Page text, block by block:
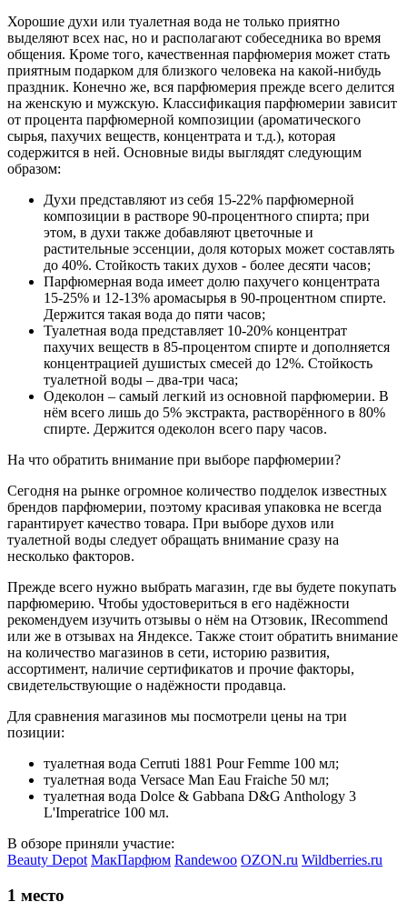
Хорошие духи или туалетная вода не только приятно
выделяют всех нас, но и располагают собеседника во время
общения. Кроме того, качественная парфюмерия может стать
приятным подарком для близкого человека на какой-нибудь
праздник. Конечно же, вся парфюмерия прежде всего делится
на женскую и мужскую. Классификация парфюмерии зависит
от процента парфюмерной композиции (ароматического
сырья, пахучих веществ, концентрата и т.д.), которая
содержится в ней. Основные виды выглядят следующим
образом:
Духи представляют из себя 15-22% парфюмерной
композиции в растворе 90-процентного спирта; при
этом, в духи также добавляют цветочные и
растительные эссенции, доля которых может составлять
до 40%. Стойкость таких духов - более десяти часов;
Парфюмерная вода имеет долю пахучего концентрата
15-25% и 12-13% аромасырья в 90-процентном спирте.
Держится такая вода до пяти часов;
Туалетная вода представляет 10-20% концентрат
пахучих веществ в 85-процентом спирте и дополняется
концентрацией душистых смесей до 12%. Стойкость
туалетной воды – два-три часа;
Одеколон – самый легкий из основной парфюмерии. В
нём всего лишь до 5% экстракта, растворённого в 80%
спирте. Держится одеколон всего пару часов.
На что обратить внимание при выборе парфюмерии?
Сегодня на рынке огромное количество подделок известных
брендов парфюмерии, поэтому красивая упаковка не всегда
гарантирует качество товара. При выборе духов или
туалетной воды следует обращать внимание сразу на
несколько факторов.
Прежде всего нужно выбрать магазин, где вы будете покупать
парфюмерию. Чтобы удостовериться в его надёжности
рекомендуем изучить отзывы о нём на Отзовик, IRecommend
или же в отзывах на Яндексе. Также стоит обратить внимание
на количество магазинов в сети, историю развития,
ассортимент, наличие сертификатов и прочие факторы,
свидетельствующие о надёжности продавца.
Для сравнения магазинов мы посмотрели цены на три
позиции:
туалетная вода Cerruti 1881 Pour Femme 100 мл;
туалетная вода Versace Man Eau Fraiche 50 мл;
туалетная вода Dolce & Gabbana D&G Anthology 3
L'Imperatrice 100 мл.
В обзоре приняли участие:
Beauty Depot МакПарфюм Randewoo OZON.ru Wildberries.ru
1 место